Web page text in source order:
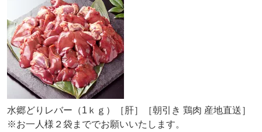
水郷どりレバー（1ｋｇ）［肝］［朝引き 鶏肉 産地直送］
※お一人様２袋まででお願いいたします。